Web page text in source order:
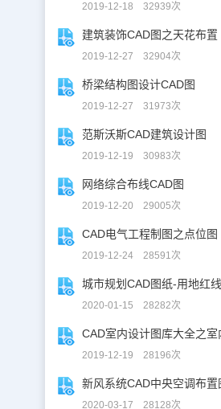
2019-12-18 32939次
建筑装饰CAD图之天花布置
2019-12-27 32904次
桥梁结构图设计CAD图
2019-12-27 31973次
范斯沃斯CAD建筑设计图
2019-12-19 30983次
网络综合布线CAD图
2019-12-20 29005次
CAD电气工程制图之点位图
2019-12-24 28591次
城市规划CAD图纸-用地红
2020-01-15 28282次
2019-12-19 28196次
新风系统CAD中央空调布置
2020-03-17 28128次